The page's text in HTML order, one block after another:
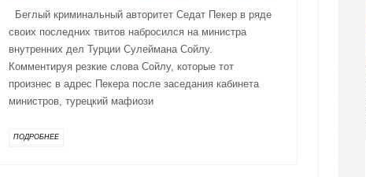
Беглый криминальный авторитет Седат Пекер в ряде
своих последних твитов набросился на министра
внутренних дел Турции Сулеймана Сойлу.
Комментируя резкие слова Сойлу, которые тот
произнес в адрес Пекера после заседания кабинета
министров, турецкий мафиози
ПОДРОБНЕЕ